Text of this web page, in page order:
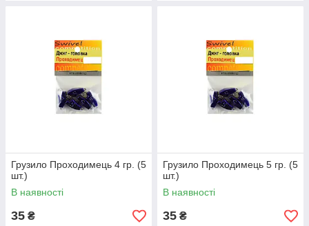
Грузило Проходимець 4 гр. (5
шт.)
В наявності
35 ₴
Грузило Проходимець 5 гр. (5
шт.)
В наявності
35 ₴